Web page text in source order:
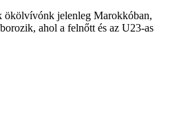
ökölvívónk jelenleg Marokkóban,
ahol a felnőtt és az U23-as